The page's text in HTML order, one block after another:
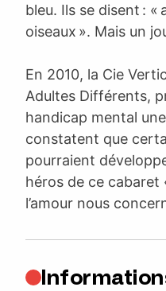
bleu. Ils se disent :
oiseaux ». Mais un
En 2010, la Cie
Adultes Différents,
handicap mental
constatent que
pourraient
héros de ce cabaret
l’amour nous